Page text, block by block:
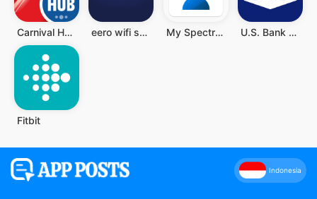
Carnival HUB eero wifi system My Spectrum U.S. Bank Mobile Banking
Fitbit
Indonesia